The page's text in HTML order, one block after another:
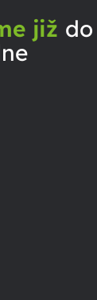
již do